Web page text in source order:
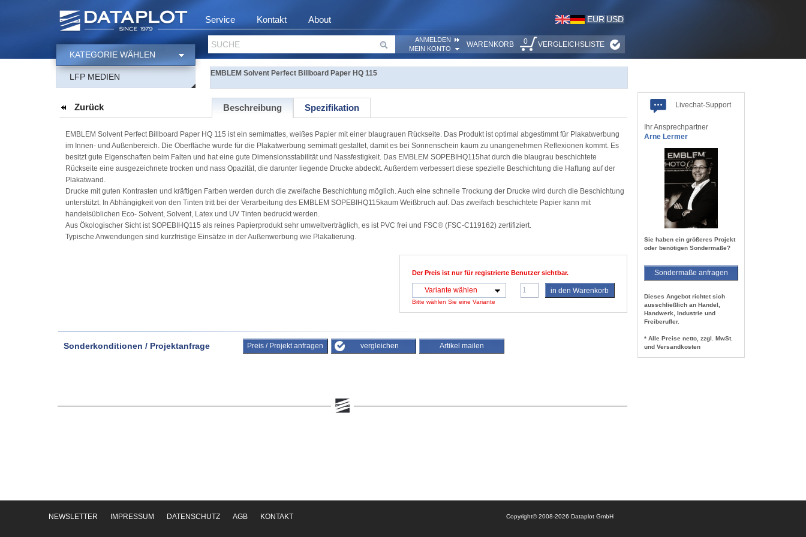
Service Kontakt About EUR USD
SUCHE
ANMELDEN
MEIN KONTO
WARENKORB 0 VERGLEICHSLISTE
KATEGORIE WÄHLEN
LFP MEDIEN EMBLEM Solvent Perfect Billboard Paper HQ 115
Zurück Beschreibung Spezifikation
EMBLEM Solvent Perfect Billboard Paper HQ 115 ist ein semimattes, weißes Papier mit einer blaugrauen Rückseite. Das Produkt ist optimal abgestimmt für Plakatwerbung
im Innen- und Außenbereich. Die Oberfläche wurde für die Plakatwerbung semimatt gestaltet, damit es bei Sonnenschein kaum zu unangenehmen Reflexionen kommt. Es
besitzt gute Eigenschaften beim Falten und hat eine gute Dimensionsstabilität und Nassfestigkeit. Das EMBLEM SOPEBIHQ115hat durch die blaugrau beschichtete
Rückseite eine ausgezeichnete trocken und nass Opazität, die darunter liegende Drucke abdeckt. Außerdem verbessert diese spezielle Beschichtung die Haftung auf der
Plakatwand.
Drucke mit guten Kontrasten und kräftigen Farben werden durch die zweifache Beschichtung möglich. Auch eine schnelle Trockung der Drucke wird durch die Beschichtung
unterstützt. In Abhängigkeit von den Tinten tritt bei der Verarbeitung des EMBLEM SOPEBIHQ115kaum Weißbruch auf. Das zweifach beschichtete Papier kann mit
handelsüblichen Eco- Solvent, Solvent, Latex und UV Tinten bedruckt werden.
Aus Ökologischer Sicht ist SOPEBIHQ115 als reines Papierprodukt sehr umweltverträglich, es ist PVC frei und FSC® (FSC-C119162) zertifiziert.
Typische Anwendungen sind kurzfristige Einsätze in der Außenwerbung wie Plakatierung.
Der Preis ist nur für registrierte Benutzer sichtbar.
Variante wählen
Bitte wählen Sie eine Variante
in den Warenkorb
Sonderkonditionen / Projektanfrage Preis / Projekt anfragen vergleichen Artikel mailen
Livechat-Support
Ihr Ansprechpartner
Arne Lermer
Sie haben ein größeres Projekt
oder benötigen Sondermaße?
Sondermaße anfragen
Dieses Angebot richtet sich
ausschließlich an Handel,
Handwerk, Industrie und
Freiberufler.
* Alle Preise netto, zzgl. MwSt.
und Versandkosten
NEWSLETTER IMPRESSUM DATENSCHUTZ AGB KONTAKT Copyright© 2008-2026 Dataplot GmbH